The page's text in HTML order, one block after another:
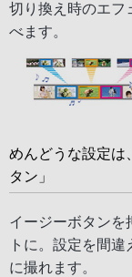
切り換え時のエフ
べます。
めんどうな設定は
タン」
イージーボタンを
トに。設定を間
に撮れます。